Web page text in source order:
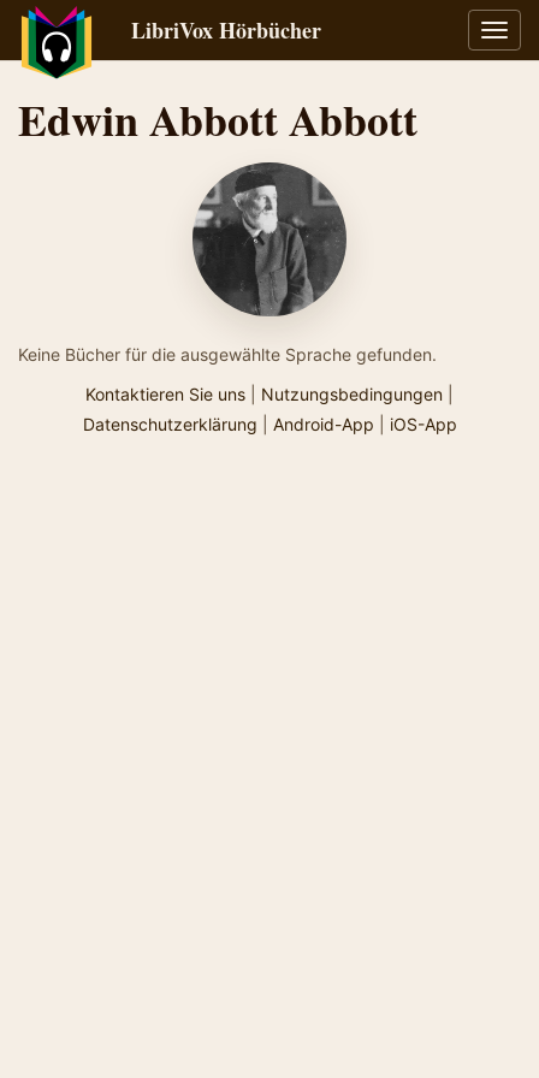
LibriVox Hörbücher
Edwin Abbott Abbott
Keine Bücher für die ausgewählte Sprache gefunden.
Kontaktieren Sie uns
Nutzungsbedingungen
Datenschutzerklärung
Android-App iOS-App